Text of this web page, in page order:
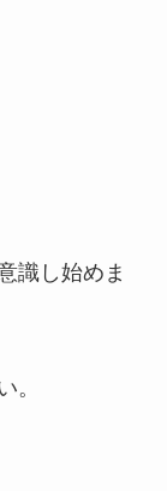
識し始めま
。